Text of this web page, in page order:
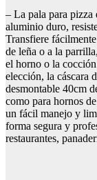
– La pala para pizza
aluminio duro,
Transfiere
de leña o a la
el horno o la
elección, la cáscara
desmontable 40cm
como para hornos
un fácil manejo y
forma segura y
restaurantes,